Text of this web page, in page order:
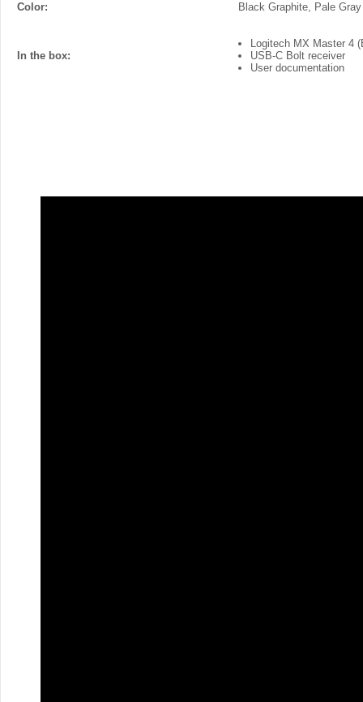
Color:
Black Graphite, Pale Gray
In the box:
Logitech MX Master 4
USB-C Bolt receiver
User documentation